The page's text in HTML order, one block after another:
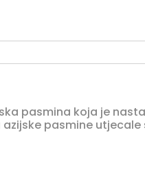
pasmina koja je
pasmine utjecale